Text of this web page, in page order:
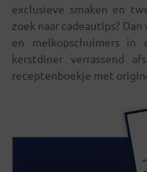
exclusieve smaken en
zoek naar cadeautips?
en melkopschuimers
kerstdiner verrassend
receptenboekje met